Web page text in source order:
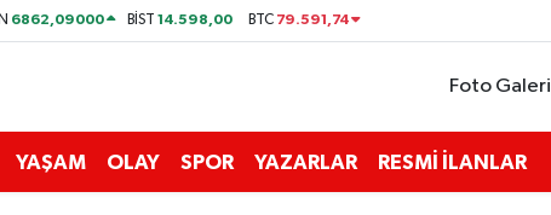
6862,09000 BİST14.598,00 BTC 79.591,74
Foto Galeri
YAŞAM OLAY SPOR YAZARLAR RESMİ İLANLAR